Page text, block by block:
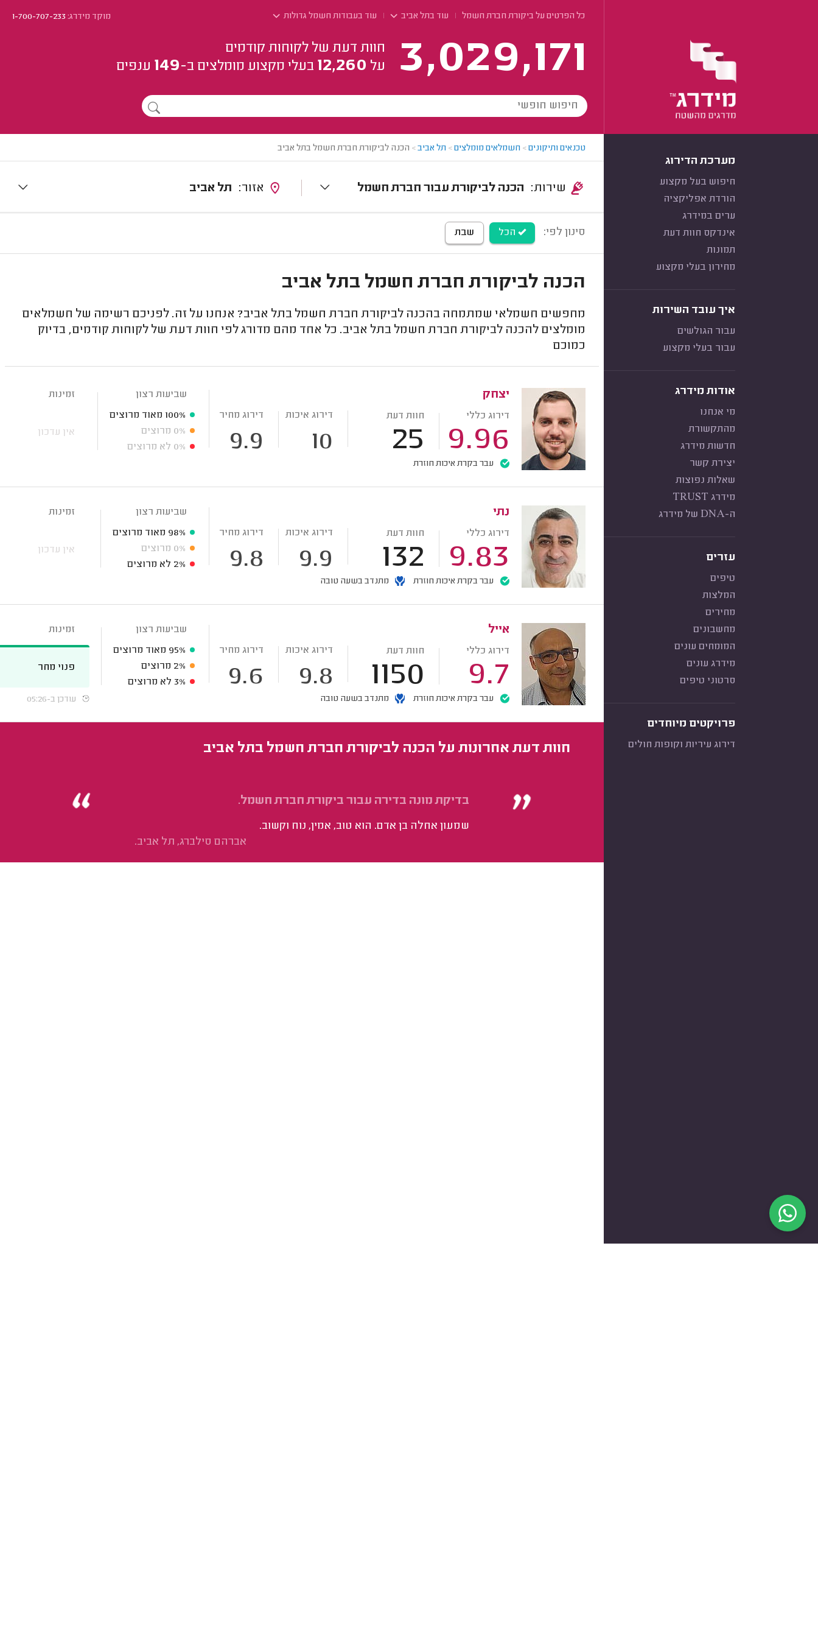
כל הפרטים על ביקורת חברת חשמל עוד בתל אביב עוד בעבודות חשמל גדולות מוקד מידרג:1-700-707-233
3,029,171
חוות דעת של לקוחות קודמים
על 12,260 בעלי מקצוע מומלצים ב-149 ענפים
מערכת הדירוג
חיפוש בעל מקצוע
הורדת אפליקציה
ערים במידרג
אינדקס חוות דעת
תמונות
מחירון בעלי מקצוע
איך עובד השירות
עבור הגולשים
עבור בעלי מקצוע
אודות מידרג
מי אנחנו
מהתקשורת
חדשות מידרג
יצירת קשר
שאלות נפוצות
מידרג TRUST
ה-DNA של מידרג
עזרים
טיפים
המלצות
מחירים
מחשבונים
המומחים עונים
מידרג עונים
סרטוני טיפים
פרויקטים מיוחדים
דירוג עיריות וקופות חולים
טכנאים ותיקונים> חשמלאים מומלצים> תל אביב> הכנה לביקורת חברת חשמל בתל אביב
הכנה לביקורת עבור חברת חשמל תל אביב
סינון לפי: הכל שבת
הכנה לביקורת חברת חשמל בתל אביב
מחפשים חשמלאי שמתמחה בהכנה לביקורת חברת חשמל בתל אביב? אנחנו על זה. לפניכם רשימה של חשמלאים
מומלצים להכנה לביקורת חברת חשמל בתל אביב. כל אחד מהם מדורג לפי חוות דעת של לקוחות קודמים, בדיוק
כמוכם
יצחק
דירוג כללי
9.96
חוות דעת
25
דירוג איכות
10
דירוג מחיר
9.9
עבר בקרת איכות חוזרת
שביעות רצון
100% מאוד מרוצים
0% מרוצים
0% לא מרוצים
זמינות
אין עדכון
נתי
דירוג כללי
9.83
חוות דעת
132
דירוג איכות
9.9
דירוג מחיר
9.8
עבר בקרת איכות חוזרת מתנדב בשעה טובה
שביעות רצון
98% מאוד מרוצים
0% מרוצים
2% לא מרוצים
זמינות
אין עדכון
אייל
דירוג כללי
9.7
חוות דעת
1150
דירוג איכות
9.8
דירוג מחיר
9.6
עבר בקרת איכות חוזרת מתנדב בשעה טובה
שביעות רצון
95% מאוד מרוצים
2% מרוצים
3% לא מרוצים
זמינות
פנוי מחר
עודכן ב-05:26
חוות דעת אחרונות על הכנה לביקורת חברת חשמל בתל אביב
בדיקת מונה בדירה עבור ביקורת חברת חשמל.
שמעון אחלה בן אדם. הוא טוב, אמין, נוח וקשוב.
אברהם סילברג, תל אביב.